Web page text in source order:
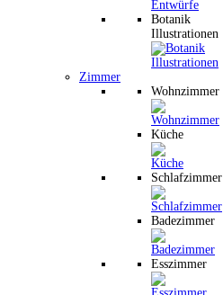
Botanik
Illustrationen
Zimmer
Wohnzimmer
Küche
Schlafzimmer
Badezimmer
Esszimmer